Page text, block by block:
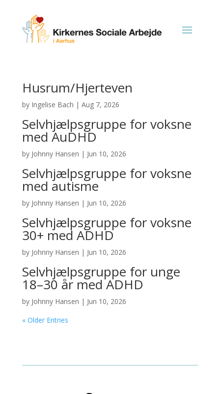
Husrum/Hjerteven
by Ingelise Bach | Aug 7, 2026
Selvhjælpsgruppe for voksne
med AuDHD
by Johnny Hansen | Jun 10, 2026
Selvhjælpsgruppe for voksne
med autisme
by Johnny Hansen | Jun 10, 2026
Selvhjælpsgruppe for voksne
30+ med ADHD
by Johnny Hansen | Jun 10, 2026
Selvhjælpsgruppe for unge
18–30 år med ADHD
by Johnny Hansen | Jun 10, 2026
« Older Entries